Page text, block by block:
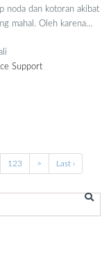
noda dan kotoran akibat
mahal. Oleh karena…
Support
123 > Last ›